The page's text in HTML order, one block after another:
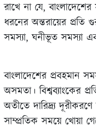
রাখে না যে,
ধরনের অন্তরায়ের প্রতি
সমস্যা, ঘনীভূত সমস্যা
বাংলাদেশের প্রবহমান
অসমতা। বিশ্বব্যাংকের
অতীতে দারিদ্র্য
সাম্প্রতিক সময়ে খোয়া